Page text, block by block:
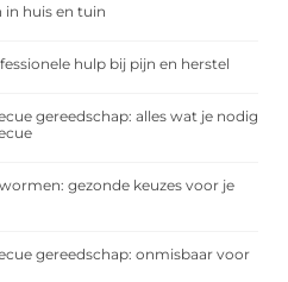
in huis en tuin
hulp bij pijn en herstel
gereedschap: alles wat je nodig
gezonde keuzes voor je
gereedschap: onmisbaar voor